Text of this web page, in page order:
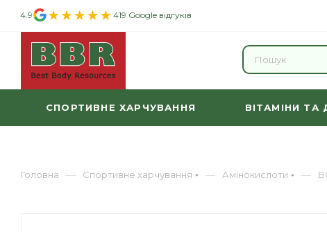
4.9 419 Google відгуків
СПОРТИВНЕ ХАРЧУВАННЯ ВІТАМІНИ ТА
Головна — Спортивне харчування — Амінокислоти —